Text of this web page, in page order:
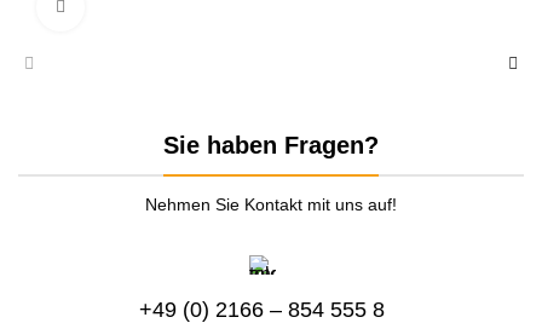
Sie haben Fragen?
Nehmen Sie Kontakt mit uns auf!
+49 (0) 2166 – 854 555 8